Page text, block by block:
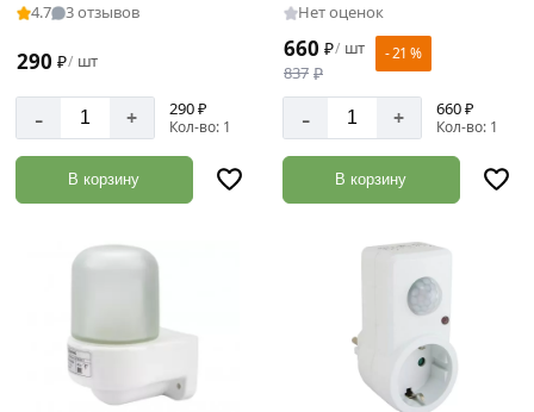
4.7 3 отзывов
290 ₽/ шт
- + 290 ₽
Кол-во: 1
В корзину
Нет оценок
660 ₽/ шт
837 ₽
- 21 %
- + 660 ₽
Кол-во: 1
В корзину